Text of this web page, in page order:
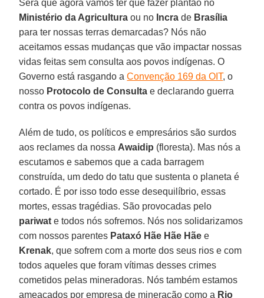
Será que agora vamos ter que fazer plantão no
Ministério da Agricultura ou no Incra de Brasília
para ter nossas terras demarcadas? Nós não
aceitamos essas mudanças que vão impactar nossas
vidas feitas sem consulta aos povos indígenas. O
Governo está rasgando aConvenção 169 da OIT, o
nosso Protocolo de Consulta e declarando guerra
contra os povos indígenas.
Além de tudo, os políticos e empresários são surdos
aos reclames da nossa Awaidip (floresta). Mas nós a
escutamos e sabemos que a cada barragem
construída, um dedo do tatu que sustenta o planeta é
cortado. É por isso todo esse desequilíbrio, essas
mortes, essas tragédias. São provocadas pelo
pariwat e todos nós sofremos. Nós nos solidarizamos
com nossos parentes Pataxó Hãe Hãe Hãe e
Krenak, que sofrem com a morte dos seus rios e com
todos aqueles que foram vítimas desses crimes
cometidos pelas mineradoras. Nós também estamos
ameaçados por empresa de mineração como a Rio